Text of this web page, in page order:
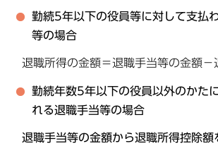
勤続5年以下の役員等に対して支払
等の場合
退職所得の金額＝退職手当等の金額－
勤続年数5年以下の役員以外のかた
れる退職手当等の場合
退職手当等の金額から退職所得控除額